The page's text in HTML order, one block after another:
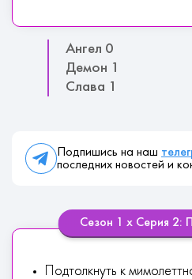
Ангел 0
Демон 1
Слава 1
Подпишись на наш
последних новостей и
Сезон 1 х Серия 2:
Подтолкнуть к